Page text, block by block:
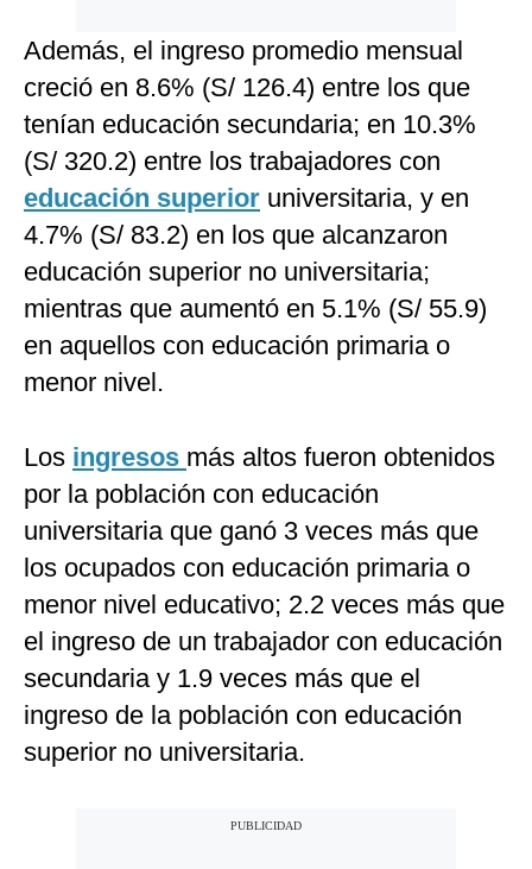
Además, el ingreso promedio mensual
creció en 8.6% (S/ 126.4) entre los que
tenían educación secundaria; en 10.3%
(S/ 320.2) entre los trabajadores con
educación superior universitaria, y en
4.7% (S/ 83.2) en los que alcanzaron
educación superior no universitaria;
mientras que aumentó en 5.1% (S/ 55.9)
en aquellos con educación primaria o
menor nivel.
Los ingresos más altos fueron obtenidos
por la población con educación
universitaria que ganó 3 veces más que
los ocupados con educación primaria o
menor nivel educativo; 2.2 veces más que
el ingreso de un trabajador con educación
secundaria y 1.9 veces más que el
ingreso de la población con educación
superior no universitaria.